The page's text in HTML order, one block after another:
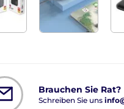
Brauchen Sie Rat?
Schreiben Sie uns